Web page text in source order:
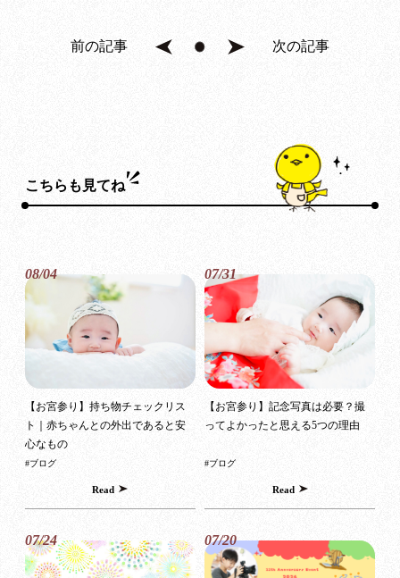
前の記事 次の記事
こちらも見てね
08/04
【お宮参り】持ち物チェックリス
ト｜赤ちゃんとの外出であると安
心なもの
#ブログ
Read
07/31
【お宮参り】記念写真は必要？撮
ってよかったと思える5つの理由
#ブログ
Read
07/24 07/20